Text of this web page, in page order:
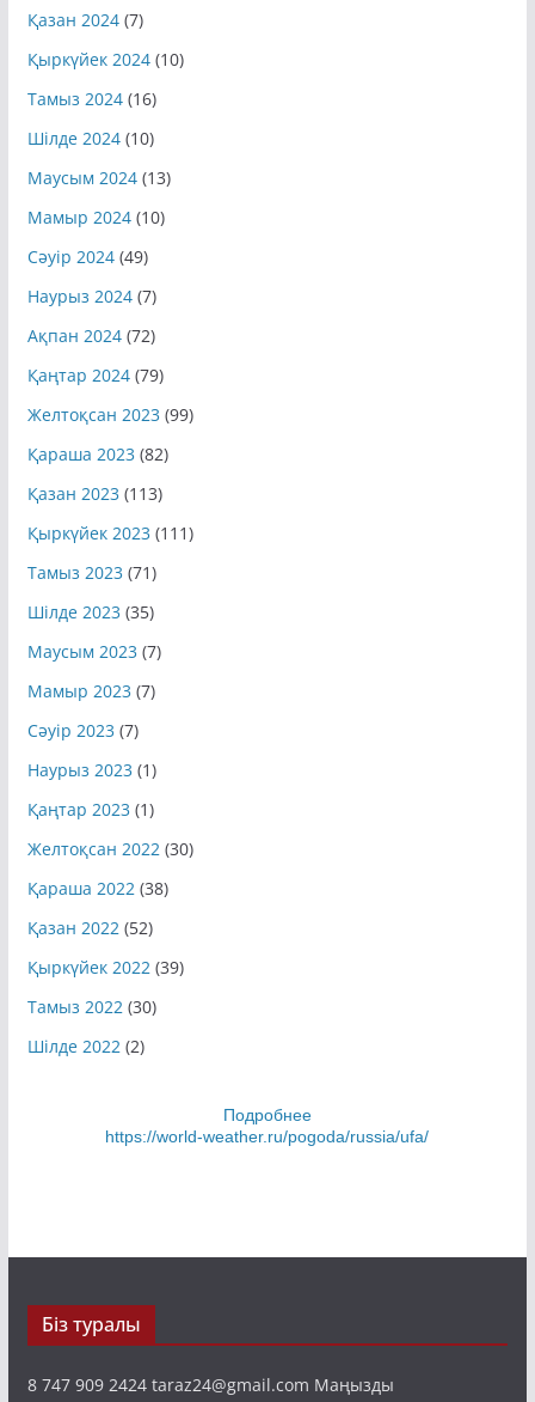
Қазан 2024(7)
Қыркүйек 2024(10)
Тамыз 2024(16)
Шілде 2024(10)
Маусым 2024(13)
Мамыр 2024(10)
Сәуір 2024(49)
Наурыз 2024(7)
Ақпан 2024(72)
Қаңтар 2024(79)
Желтоқсан 2023 (99)
Қараша 2023 (82)
Қазан 2023 (113)
Қыркүйек 2023 (111)
Тамыз 2023 (71)
Шілде 2023 (35)
Маусым 2023 (7)
Мамыр 2023 (7)
Сәуір 2023 (7)
Наурыз 2023 (1)
Қаңтар 2023 (1)
Желтоқсан 2022(30)
Қараша 2022(38)
Қазан 2022(52)
Қыркүйек 2022(39)
Тамыз 2022(30)
Шілде 2022(2)
Подробнее
https://world-weather.ru/pogoda/russia/ufa/
Біз туралы
8 747 909 2424 taraz24@gmail.com Маңызды